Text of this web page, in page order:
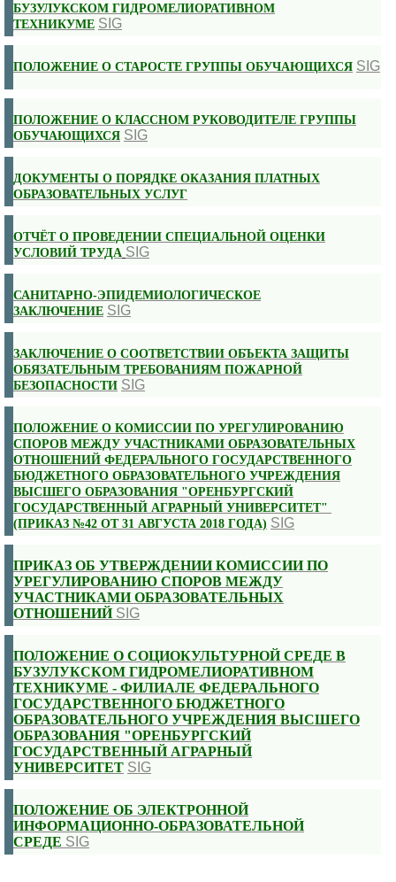
БУЗУЛУКСКОМ ГИДРОМЕЛИОРАТИВНОМ
ТЕХНИКУМЕ SIG
ПОЛОЖЕНИЕ О СТАРОСТЕ ГРУППЫ ОБУЧАЮЩИХСЯ SIG
ПОЛОЖЕНИЕ О КЛАССНОМ РУКОВОДИТЕЛЕ ГРУППЫ
ОБУЧАЮЩИХСЯ SIG
ДОКУМЕНТЫ О ПОРЯДКЕ ОКАЗАНИЯ ПЛАТНЫХ
ОБРАЗОВАТЕЛЬНЫХ УСЛУГ
ОТЧЁТ О ПРОВЕДЕНИИ СПЕЦИАЛЬНОЙ ОЦЕНКИ
УСЛОВИЙ ТРУДА SIG
САНИТАРНО-ЭПИДЕМИОЛОГИЧЕСКОЕ
ЗАКЛЮЧЕНИЕ SIG
ЗАКЛЮЧЕНИЕ О СООТВЕТСТВИИ ОБЪЕКТА ЗАЩИТЫ
ОБЯЗАТЕЛЬНЫМ ТРЕБОВАНИЯМ ПОЖАРНОЙ
БЕЗОПАСНОСТИ SIG
ПОЛОЖЕНИЕ О КОМИССИИ ПО УРЕГУЛИРОВАНИЮ
СПОРОВ МЕЖДУ УЧАСТНИКАМИ ОБРАЗОВАТЕЛЬНЫХ
ОТНОШЕНИЙ ФЕДЕРАЛЬНОГО ГОСУДАРСТВЕННОГО
БЮДЖЕТНОГО ОБРАЗОВАТЕЛЬНОГО УЧРЕЖДЕНИЯ
ВЫСШЕГО ОБРАЗОВАНИЯ "ОРЕНБУРГСКИЙ
ГОСУДАРСТВЕННЫЙ АГРАРНЫЙ УНИВЕРСИТЕТ"
(ПРИКАЗ №42 ОТ 31 АВГУСТА 2018 ГОДА) SIG
ПРИКАЗ ОБ УТВЕРЖДЕНИИ КОМИССИИ ПО
УРЕГУЛИРОВАНИЮ СПОРОВ МЕЖДУ
УЧАСТНИКАМИ ОБРАЗОВАТЕЛЬНЫХ
ОТНОШЕНИЙ SIG
ПОЛОЖЕНИЕ О СОЦИОКУЛЬТУРНОЙ СРЕДЕ В
БУЗУЛУКСКОМ ГИДРОМЕЛИОРАТИВНОМ
ТЕХНИКУМЕ - ФИЛИАЛЕ ФЕДЕРАЛЬНОГО
ГОСУДАРСТВЕННОГО БЮДЖЕТНОГО
ОБРАЗОВАТЕЛЬНОГО УЧРЕЖДЕНИЯ ВЫСШЕГО
ОБРАЗОВАНИЯ "ОРЕНБУРГСКИЙ
ГОСУДАРСТВЕННЫЙ АГРАРНЫЙ
УНИВЕРСИТЕТ SIG
ПОЛОЖЕНИЕ ОБ ЭЛЕКТРОННОЙ
ИНФОРМАЦИОННО-ОБРАЗОВАТЕЛЬНОЙ
СРЕДЕ SIG